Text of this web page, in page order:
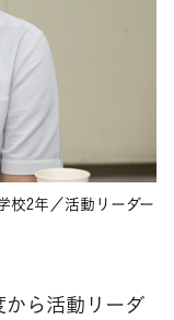
校2年／活動リーダー
ら活動リーダ